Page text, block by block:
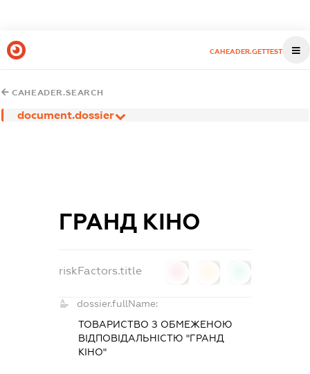
CAHEADER.GETTEST
CAHEADER.SEARCH
document.dossier
ГРАНД КІНО
riskFactors.title
dossier.fullName:
ТОВАРИСТВО З ОБМЕЖЕНОЮ
ВІДПОВІДАЛЬНІСТЮ "ГРАНД
КІНО"